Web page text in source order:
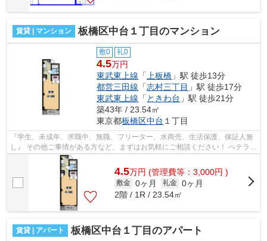
賃貸 | マンション 板橋区中台１丁目のマンション
敷0 礼0
4.5万円
東武東上線 「 上板橋 」駅 徒歩13分
都営三田線 「志村三丁目 」駅 徒歩17分
東武東上線 「 ときわ台 」駅 徒歩21分
築43年 / 23.54㎡
東京都板橋区中台 １丁目
『学生、未成年、求職中、無職、フリーター、水商売、生活保護、保証人無
し』 その他ご事情がある方など、まずはお気軽にご相談ください！ べテラン
スタッフが対応致しますのでご希望...
4.5万円 (管理費等：3,000円 )
敷金 0ヶ月 礼金 0ヶ月
2階 / 1R / 23.54㎡
賃貸 | アパート 板橋区中台１丁目のアパート